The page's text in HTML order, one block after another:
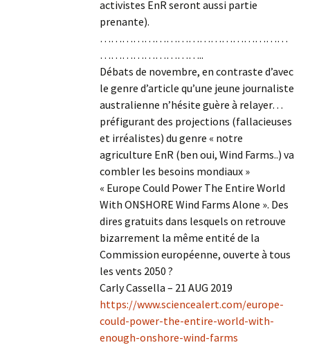
activistes EnR seront aussi partie
prenante).
……………………………………………
………………………..
Débats de novembre, en contraste d’avec
le genre d’article qu’une jeune journaliste
australienne n’hésite guère à relayer…
préfigurant des projections (fallacieuses
et irréalistes) du genre « notre
agriculture EnR (ben oui, Wind Farms..) va
combler les besoins mondiaux »
« Europe Could Power The Entire World
With ONSHORE Wind Farms Alone ». Des
dires gratuits dans lesquels on retrouve
bizarrement la même entité de la
Commission européenne, ouverte à tous
les vents 2050 ?
Carly Cassella – 21 AUG 2019
https://www.sciencealert.com/europe-
could-power-the-entire-world-with-
enough-onshore-wind-farms